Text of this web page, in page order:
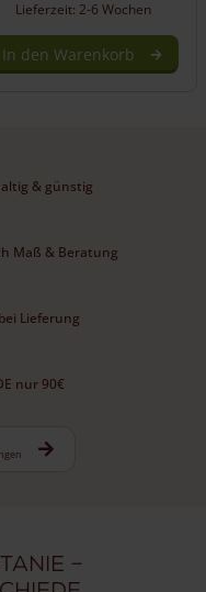
Lieferzeit: 2-6 Wochen
In den Warenkorb
& günstig
Maß & Beratung
Lieferung
nur 90€
–